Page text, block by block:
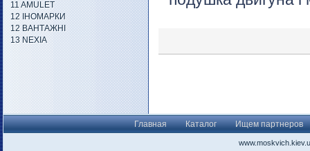
11 AMULET
12 ІНОМАРКИ
12 ВАНТАЖНІ
13 NEXIA
Главная Каталог Ищем партнеров